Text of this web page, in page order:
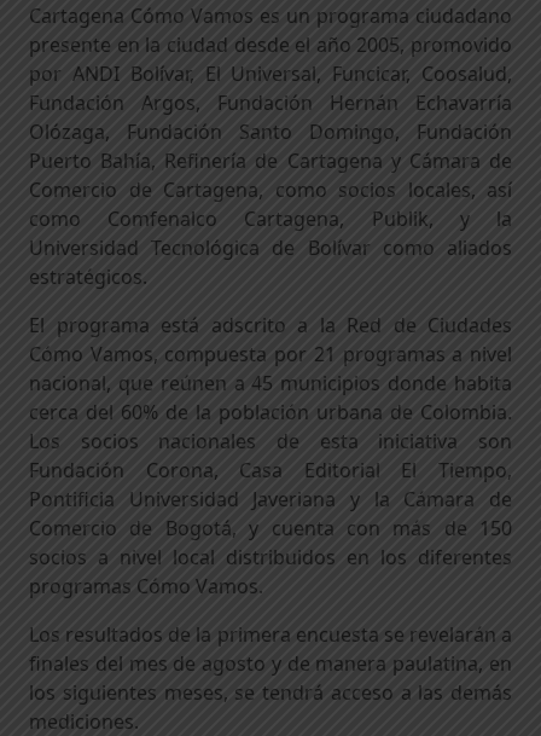
Cartagena Cómo Vamos es un programa ciudadano
presente en la ciudad desde el año 2005, promovido
por ANDI Bolívar, El Universal, Funcicar, Coosalud,
Fundación Argos, Fundación Hernán Echavarría
Olózaga, Fundación Santo Domingo, Fundación
Puerto Bahía, Refinería de Cartagena y Cámara de
Comercio de Cartagena, como socios locales, así
como Comfenalco Cartagena, Publik, y la
Universidad Tecnológica de Bolívar como aliados
estratégicos.
El programa está adscrito a la Red de Ciudades
Cómo Vamos, compuesta por 21 programas a nivel
nacional, que reúnen a 45 municipios donde habita
cerca del 60% de la población urbana de Colombia.
Los socios nacionales de esta iniciativa son
Fundación Corona, Casa Editorial El Tiempo,
Pontificia Universidad Javeriana y la Cámara de
Comercio de Bogotá, y cuenta con más de 150
socios a nivel local distribuidos en los diferentes
programas Cómo Vamos.
Los resultados de la primera encuesta se revelarán a
finales del mes de agosto y de manera paulatina, en
los siguientes meses, se tendrá acceso a las demás
mediciones.